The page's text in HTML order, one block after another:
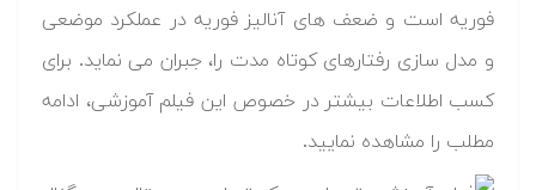
فوریه است و ضعف های آنالیز فوریه در عملکرد موضعی
و مدل سازی رفتارهای کوتاه مدت را، جبران می نماید. برای
کسب اطلاعات بیشتر در خصوص این فیلم آموزشی، ادامه
مطلب را مشاهده نمایید.